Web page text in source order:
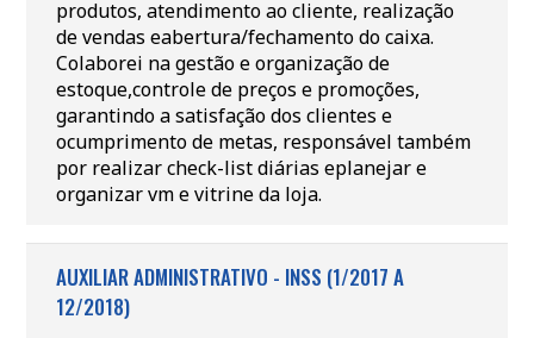
produtos, atendimento ao cliente, realização
de vendas eabertura/fechamento do caixa.
Colaborei na gestão e organização de
estoque,controle de preços e promoções,
garantindo a satisfação dos clientes e
ocumprimento de metas, responsável também
por realizar check-list diárias eplanejar e
organizar vm e vitrine da loja.
AUXILIAR ADMINISTRATIVO - INSS (1/2017 A
12/2018)